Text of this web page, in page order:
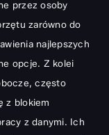
przez osoby
zarówno do
najlepszych
opcje. Z kolei
często
z blokiem
z danymi. Ich